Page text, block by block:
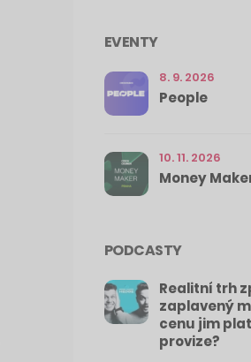
EVENTY
8. 9. 2026
People
10. 11. 2026
Money
PODCASTY
Realitní trh
zaplavený
cenu jim
provize?